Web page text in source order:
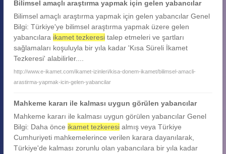
Bilimsel amaçlı araştırma yapmak için gelen yabancılar
Bilimsel amaçlı araştırma yapmak için gelen yabancılar Genel
Bilgi: Türkiye'ye bilimsel araştırma yapmak üzere gelen
yabancılara ikamet tezkeresi talep etmeleri ve şartları
sağlamaları koşuluyla bir yıla kadar 'Kısa Süreli İkamet
Tezkeresi' alabilirler....
http://www.e-ikamet.com/ikamet-izinleri/kisa-donem-ikamet/bilimsel-amacli-
arastirma-yapmak-icin-gelen-yabancilar
Mahkeme kararı ile kalması uygun görülen yabancılar
Mahkeme kararı ile kalması uygun görülen yabancılar Genel
Bilgi: Daha önce ikamet tezkeresi almış veya Türkiye
Cumhuriyeti mahkemelerince verilen karara dayanılarak,
Türkiye'de kalması zorunlu olan yabancılara bir yıla kadar